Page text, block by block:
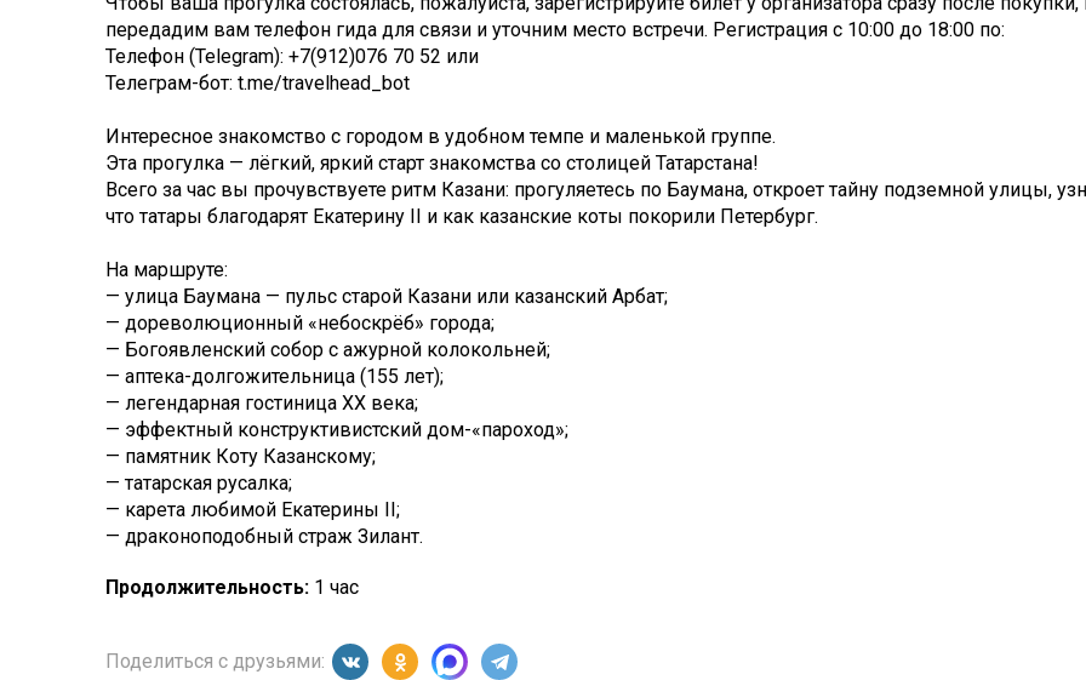
передадим вам телефон гида для связи и уточним место встречи. Регистрация с 10:00 до 18:00 по:
Телефон (Telegram): +7(912)076 70 52 или
Телеграм-бот: t.me/travelhead_bot
Интересное знакомство с городом в удобном темпе и маленькой группе.
Эта прогулка — лёгкий, яркий старт знакомства со столицей Татарстана!
Всего за час вы прочувствуете ритм Казани: прогуляетесь по Баумана, откроет тайну подземной улицы,
что татары благодарят Екатерину II и как казанские коты покорили Петербург.
На маршруте:
— улица Баумана — пульс старой Казани или казанский Арбат;
— дореволюционный «небоскрёб» города;
— Богоявленский собор с ажурной колокольней;
— аптека-долгожительница (155 лет);
— легендарная гостиница XX века;
— эффектный конструктивистский дом-«пароход»;
— памятник Коту Казанскому;
— татарская русалка;
— карета любимой Екатерины II;
— драконоподобный страж Зилант.
Продолжительность: 1 час
Поделиться с друзьями: